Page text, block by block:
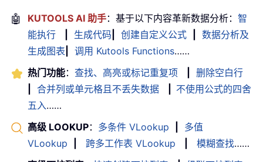
🤖 KUTOOLS AI 助手：基于以下内容革新数据分析： 智
能执行
生成代码 创建自定义公式
数据分析及
生成图表
调用 Kutools Functions……
热门功能： 查找、高亮或标记重复项
删除空白行
合并列或单元格且不丢失数据
不使用公式的四舍
五入……
高级 LOOKUP： 多条件 VLookup
多值
VLookup
跨多工作表 VLookup 模糊查找……